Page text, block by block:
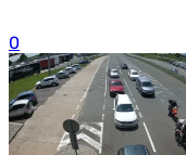
0